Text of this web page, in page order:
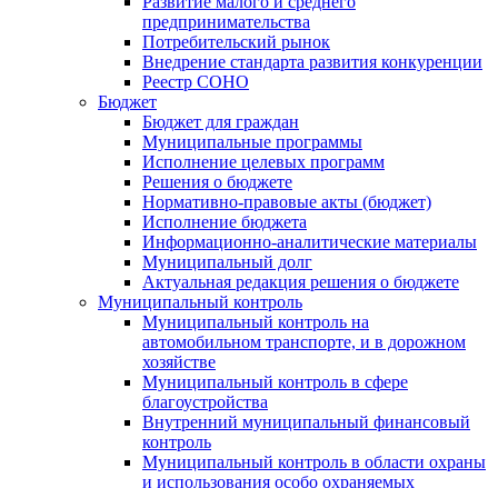
предпринимательства
Потребительский рынок
Внедрение стандарта развития конкуренции
Реестр СОНО
Бюджет
Бюджет для граждан
Муниципальные программы
Исполнение целевых программ
Решения о бюджете
Нормативно-правовые акты (бюджет)
Исполнение бюджета
Информационно-аналитические материалы
Муниципальный долг
Актуальная редакция решения о бюджете
Муниципальный контроль
Муниципальный контроль на
автомобильном транспорте, и в дорожном
хозяйстве
Муниципальный контроль в сфере
благоустройства
Внутренний муниципальный финансовый
контроль
Муниципальный контроль в области охраны
и использования особо охраняемых